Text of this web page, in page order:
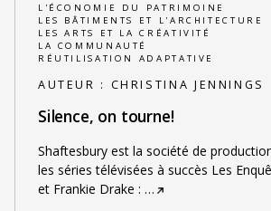
L'ÉCONOMIE DU PATRIMOINE
LES BÂTIMENTS ET L'ARCHITECTURE
LES ARTS ET LA CRÉATIVITÉ
LA COMMUNAUTÉ
RÉUTILISATION ADAPTATIVE
AUTEUR : CHRISTINA JENNINGS
Silence, on tourne!
Shaftesbury est la société de
les séries télévisées à succès Les
et Frankie Drake : …